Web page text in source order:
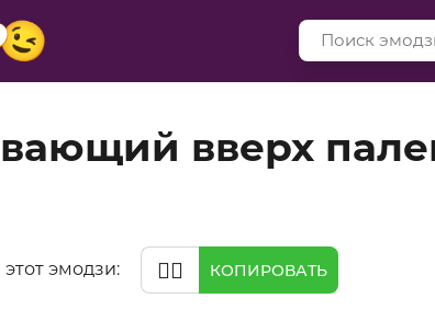
вверх
эмодзи: 👆🏽 КОПИРОВАТЬ